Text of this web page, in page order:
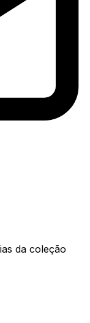
da coleção